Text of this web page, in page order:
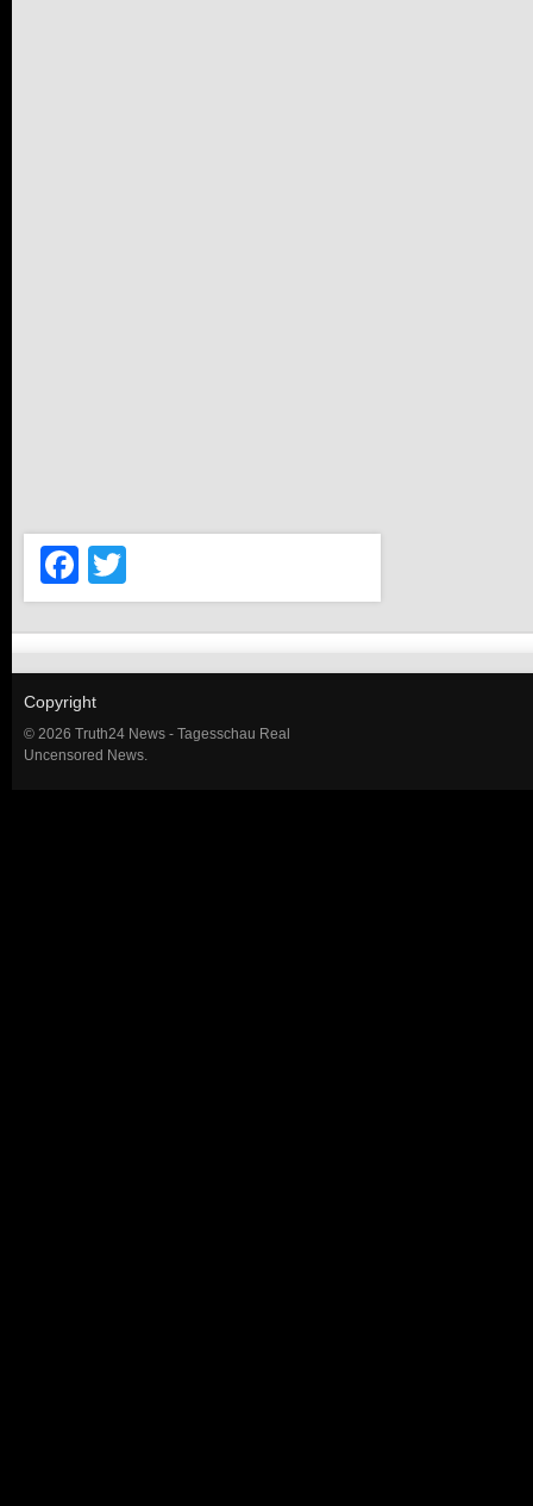
Facebook
Copyright
© 2026 Truth24 News - Tagesschau Real
Uncensored News.